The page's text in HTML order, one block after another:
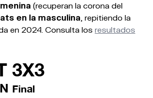
(recuperan la corona del
en la masculina , repitiendo la
en 2024. Consulta los resultados
3X3
Final